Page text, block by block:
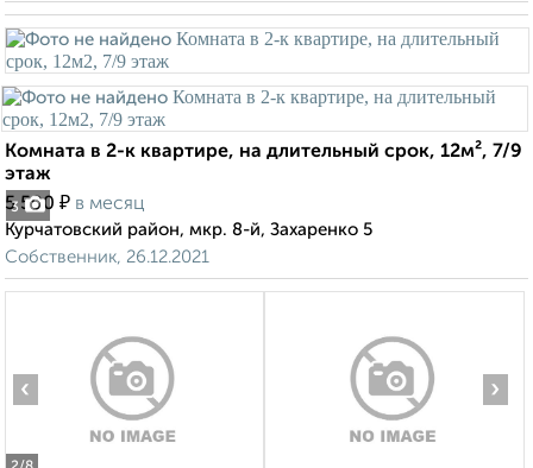
3
Комната в 2-к квартире, на длительный срок, 12м², 7/9
этаж
5 500 ₽ в месяц
Курчатовский район, мкр. 8-й, Захаренко 5
Собственник, 26.12.2021
‹ ›